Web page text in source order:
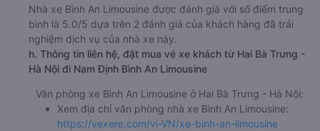
Nhà xe Bình An Limousine được đánh giá với số điểm trung
bình là 5.0/5 dựa trên 2 đánh giá của khách hàng đã trải
nghiệm dịch vụ của nhà xe này.
h. Thông tin liên hệ, đặt mua vé xe khách từ Hai Bà Trưng -
Hà Nội đi Nam Định Bình An Limousine
Văn phòng xe Bình An Limousine ở Hai Bà Trưng - Hà Nội:
Xem địa chỉ văn phòng nhà xe Bình An Limousine:
https://vexere.com/vi-VN/xe-binh-an-limousine